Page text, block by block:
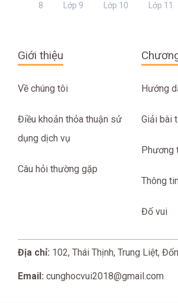
8
Lớp 9 Lớp 10 Lớp 11
Giới thiệu
Về chúng tôi
Điều khoản thỏa thuận sử
dụng dịch vụ
Câu hỏi thường gặp
Hướng
Giải bài
Phương
Thông
Đố vui
Địa chỉ: 102, Thái Thịnh, Trung Liệt,
Email: cunghocvui2018@gmail.com